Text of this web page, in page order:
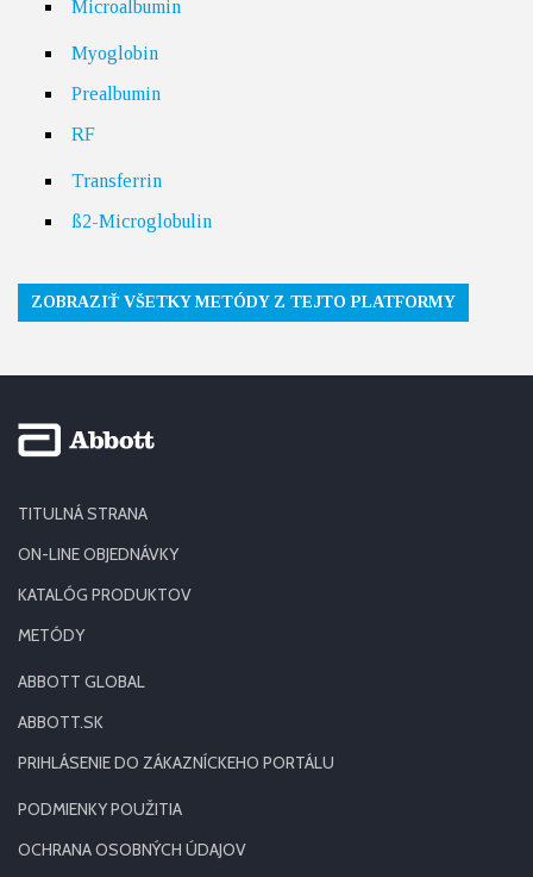
Microalbumin
Myoglobin
Prealbumin
RF
Transferrin
ß2-Microglobulin
ZOBRAZIŤ VŠETKY METÓDY Z TEJTO PLATFORMY
TITULNÁ STRANA
ON-LINE OBJEDNÁVKY
KATALÓG PRODUKTOV
METÓDY
ABBOTT GLOBAL
ABBOTT.SK
PRIHLÁSENIE DO ZÁKAZNÍCKEHO PORTÁLU
PODMIENKY POUŽITIA
OCHRANA OSOBNÝCH ÚDAJOV